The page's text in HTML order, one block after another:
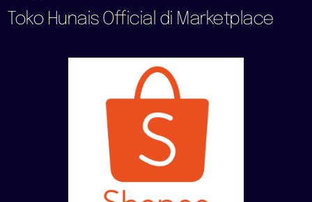
Toko Hunais Official di Marketplace